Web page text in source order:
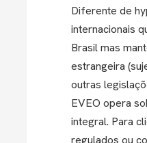
Diferente de
internacionais
Brasil mas
estrangeira
outras
EVEO opera
integral. Para
regulados ou